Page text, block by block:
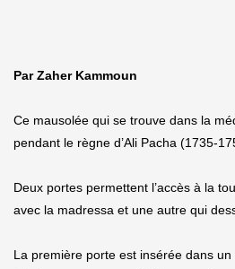
Par Zaher Kammoun
Ce mausolée qui se trouve dans la
pendant le règne d’Ali Pacha (1735-
Deux portes permettent l’accès à la
avec la madressa et une autre qui
La première porte est insérée dans